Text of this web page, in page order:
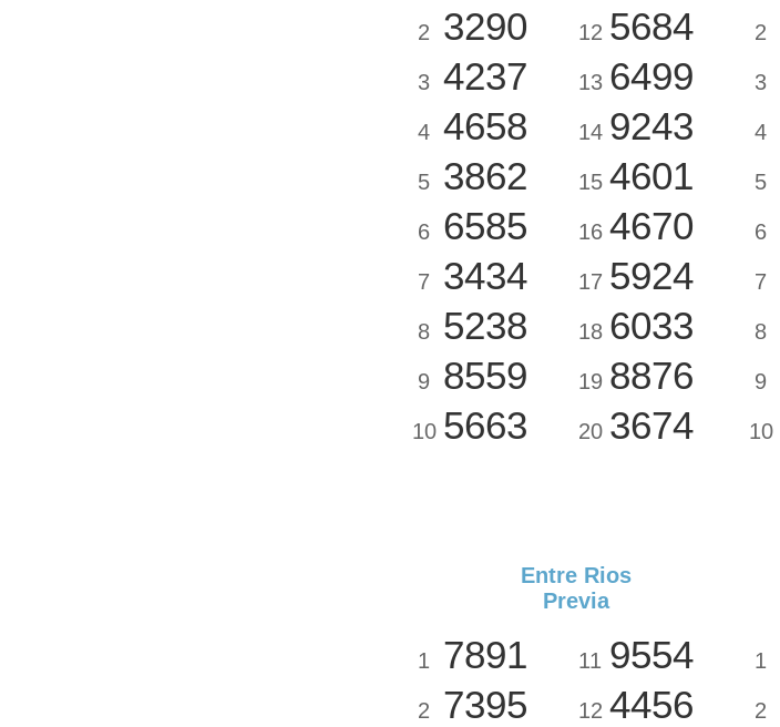
2 3290
3 4237
4 4658
5 3862
6 6585
7 3434
8 5238
9 8559
10 5663
12 5684
13 6499
14 9243
15 4601
16 4670
17 5924
18 6033
19 8876
20 3674
2
3
4
5
6
7
8
9
10
Entre Rios
Previa
1 7891
2 7395
11 9554
12 4456
1
2